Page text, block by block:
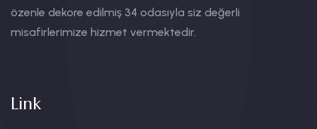
özenle dekore edilmiş 34 odasıyla siz değerli
misafirlerimize hizmet vermektedir.
Link